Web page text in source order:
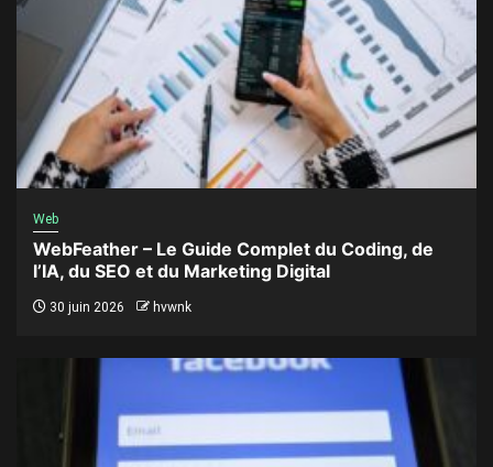
Web
WebFeather – Le Guide Complet du Coding, de
l’IA, du SEO et du Marketing Digital
30 juin 2026 hvwnk